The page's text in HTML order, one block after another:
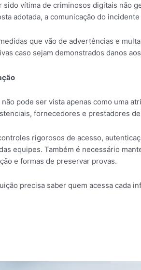
vítima de criminosos digitais não
adotada, a comunicação do
que vão de advertências e
caso sejam demonstrados danos
pode ser vista apenas como uma
fornecedores e prestadores
rigorosos de acesso,
equipes. Também é necessário
e formas de preservar provas.
precisa saber quem acessa cada